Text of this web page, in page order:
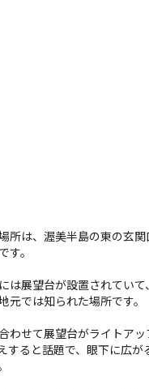
所は、渥美半島の東の玄
す。
は展望台が設置されてい
元では知られた場所です。
わせて展望台がライトア
すると話題で、眼下に広が